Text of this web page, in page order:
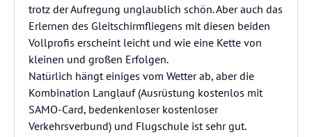
trotz der Aufregung unglaublich schön. Aber auch das
Erlernen des Gleitschirmfliegens mit diesen beiden
Vollprofis erscheint leicht und wie eine Kette von
kleinen und großen Erfolgen.
Natürlich hängt einiges vom Wetter ab, aber die
Kombination Langlauf (Ausrüstung kostenlos mit
SAMO-Card, bedenkenloser kostenloser
Verkehrsverbund) und Flugschule ist sehr gut.